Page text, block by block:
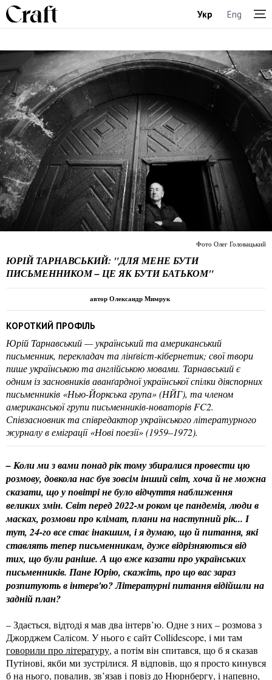
Укр Eng
ЮРІЙ ТАРНАВСЬКИЙ: "ДЛЯ МЕНЕ БУТИ
ПИСЬМЕННИКОМ – ЦЕ ЯК БУТИ БАТЬКОМ"
Фото Олег Головацький
автор Олександр Мимрук
КОРОТКИЙ ПРОФІЛЬ
Юрій Тарнавський — український та американський
письменник, перекладач та лінґвіст-кібернетик; свої твори
пише українською та англійською мовами. Тарнавський є
одним із засновників аванґардної української спілки діяспорних
письменників «Нью-Йоркська група» (НЙГ), та членом
американської групи письменників-новаторів FC2.
Співзасновник та співредактор українського літературного
журналу в еміграції «Нові поезії» (1959–1972).
– Коли ми з вами понад рік тому збиралися провести цю
розмову, довкола нас був зовсім інший світ, хоча й не можна
сказати, що у повітрі не було відчуття наближення
великих змін. Світ перед 2022-м роком це пандемія, люди в
масках, розмови про клімат, плани на наступний рік... І
тут, 24-го все стає інакшим, і я думаю, що й питання, які
ставлять тепер письменникам, дуже відрізняються від
тих, що були раніше. А що вже казати про українських
письменників. Пане Юрію, скажіть, про що вас зараз
розпитують в інтерв'ю? Літературні питання відійшли на
задній план?
– Здається, відтоді я мав два інтерв’ю. Одне з них – розмова з
Джорджем Салiсом. У нього є сайт Collidescope, і ми там
говорили про літературу, а потім він спитався, що б я сказав
Путінові, якби ми зустрілися. Я відповів, що я просто кинувся
б на нього, повалив, зв’язав і повіз до Нюрнбергу, і напевно,